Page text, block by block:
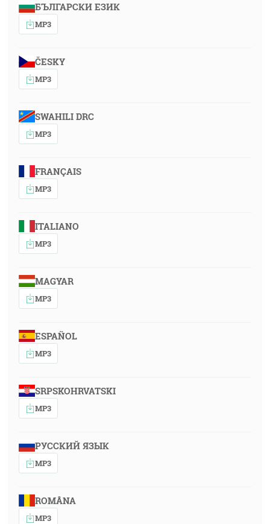
БЪЛГАРСКИ ЕЗИК
MP3
ČESKY
MP3
SWAHILI DRC
MP3
FRANÇAIS
MP3
ITALIANO
MP3
MAGYAR
MP3
ESPAÑOL
MP3
SRPSKOHRVATSKI
MP3
РУССКИЙ ЯЗЫК
MP3
ROMÂNA
MP3